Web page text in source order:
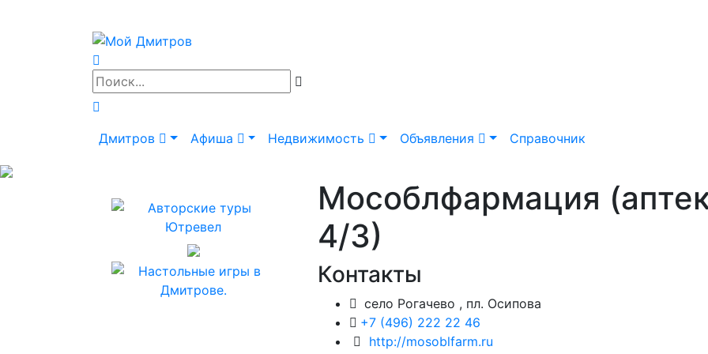
Дмитров Афиша Недвижимость Объявления Справочник
Мособлфармация
4/3)
Контакты
село Рогачево , пл. Осипова
+7 (496) 222 22 46
http://mosoblfarm.ru